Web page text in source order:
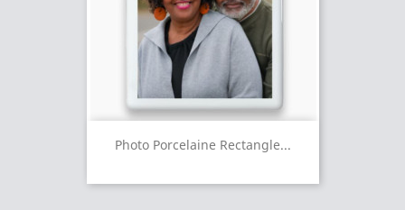
Photo Porcelaine Rectangle...